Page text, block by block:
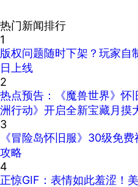
热门新闻排行
1
版权问题随时下架？玩家自
日上线
2
热点预告：《魔兽世界》怀
洲行动》开启全新宝藏月摸
3
《冒险岛怀旧服》30级免
攻略
4
正惊GIF：表情如此羞涩！